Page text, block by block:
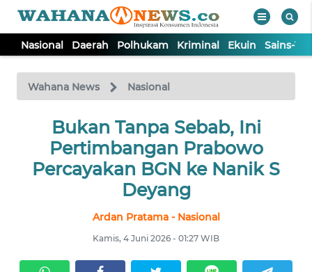
Nasional Daerah Polhukam Kriminal Ekuin Sains-
Wahana News Nasional
Bukan Tanpa Sebab, Ini
Pertimbangan Prabowo
Percayakan BGN ke Nanik S
Deyang
Ardan Pratama - Nasional
Kamis, 4 Juni 2026 - 01:27 WIB
TV
Tutup
NASIONAL
DAERAH